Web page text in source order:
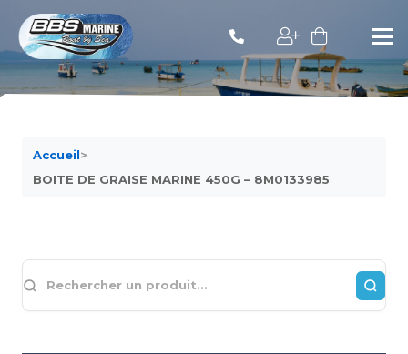
Accueil>
BOITE DE GRAISE MARINE 450G – 8M0133985